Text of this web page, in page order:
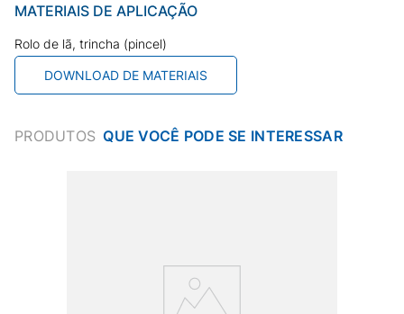
MATERIAIS DE APLICAÇÃO
Rolo de lã, trincha (pincel)
DOWNLOAD DE MATERIAIS
PRODUTOS